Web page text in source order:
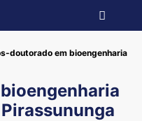
doutorado em bioengenharia